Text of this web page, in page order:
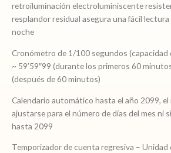
retroiluminación electroluminiscente
resplandor residual asegura una fácil
noche
Cronómetro de 1/100 segundos (capacidad
~ 59’59″99 (durante los primeros 60
(después de 60 minutos)
Calendario automático hasta el año 2099,
ajustarse para el número de días del mes ni
hasta 2099
Temporizador de cuenta regresiva – Unidad